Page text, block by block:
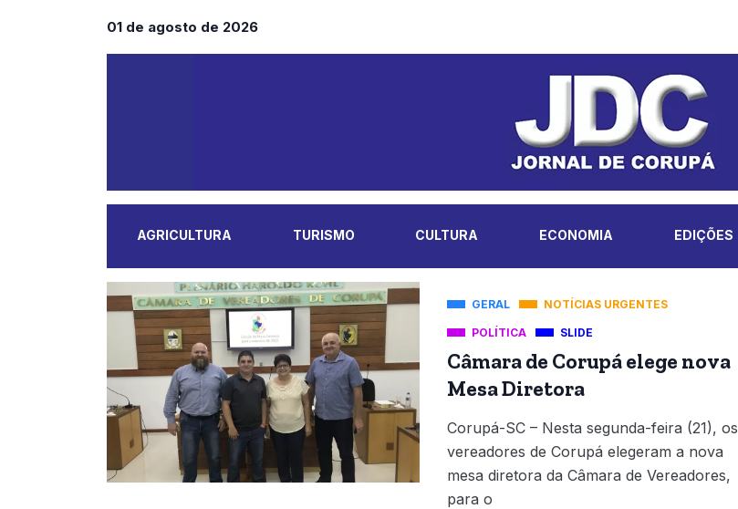
01 de agosto de 2026
AGRICULTURA TURISMO CULTURA ECONOMIA EDIÇÕES
MAIS GERAL NOTÍCIAS URGENTES
POLÍTICA SLIDE
Câmara de Corupá elege nova
Mesa Diretora
Corupá-SC – Nesta segunda-feira (21), os
vereadores de Corupá elegeram a nova
mesa diretora da Câmara de Vereadores,
para o